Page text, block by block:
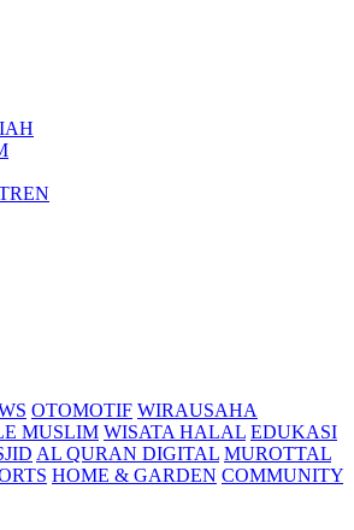
OTOMOTIF WIRAUSAHA
MUSLIM WISATA HALAL EDUKASI
AL QURAN DIGITAL MUROTTAL
HOME & GARDEN COMMUNITY